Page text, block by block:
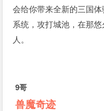
会给你带来全新的三国
系统，攻打城池，在那
人。
9哥
兽魔奇迹